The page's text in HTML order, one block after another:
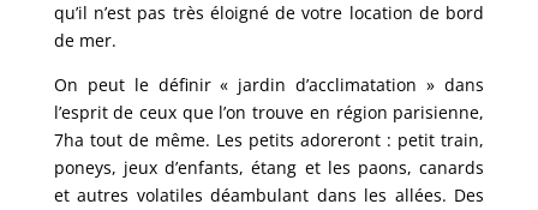
qu’il n’est pas très éloigné de votre location de bord
de mer.
On peut le définir « jardin d’acclimatation » dans
l’esprit de ceux que l’on trouve en région parisienne,
7ha tout de même. Les petits adoreront : petit train,
poneys, jeux d’enfants, étang et les paons, canards
et autres volatiles déambulant dans les allées. Des